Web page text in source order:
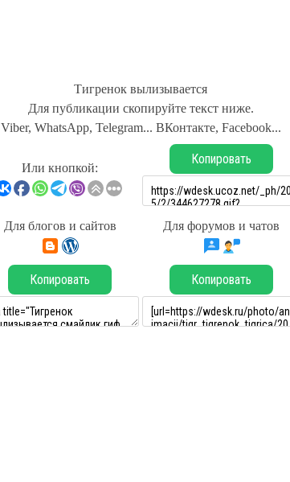
Тигренок вылизывается
Для публикации скопируйте текст ниже.
Viber, WhatsApp, Telegram... ВКонтакте, Facebook...
Или кнопкой:
Копировать
Для блогов и сайтов Для форумов и чатов
Копировать Копировать